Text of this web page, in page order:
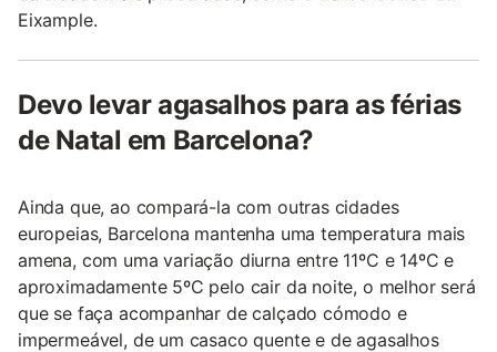
Eixample.
Devo levar agasalhos para as férias
de Natal em Barcelona?
Ainda que, ao compará-la com outras cidades
europeias, Barcelona mantenha uma temperatura mais
amena, com uma variação diurna entre 11ºC e 14ºC e
aproximadamente 5ºC pelo cair da noite, o melhor será
que se faça acompanhar de calçado cómodo e
impermeável, de um casaco quente e de agasalhos